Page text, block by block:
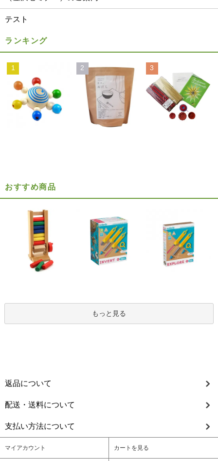
テスト
ランキング
1 2 3
おすすめ商品
もっと見る
返品について
配送・送料について
支払い方法について
マイアカウント カートを見る